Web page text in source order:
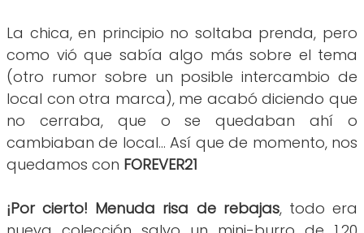
La chica, en principio no soltaba prenda, pero
como vió que sabía algo más sobre el tema
(otro rumor sobre un posible intercambio de
local con otra marca), me acabó diciendo que
no cerraba, que o se quedaban ahí o
cambiaban de local... Así que de momento, nos
quedamos con FOREVER21
¡Por cierto! Menuda risa de rebajas, todo era